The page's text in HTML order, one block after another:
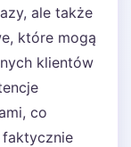
ale także
które mogą
klientów
co